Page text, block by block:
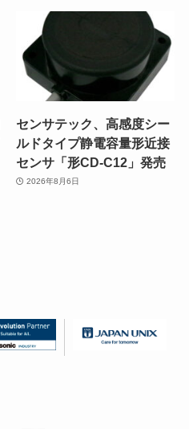
センサテック、高感度シー
ルドタイプ静電容量形近接
センサ「形CD-C12」発売
2026年8月6日